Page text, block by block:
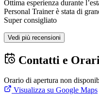
Ottima esperienza durante
Personal Trainer è stata di
Super consigliato
Vedi più recensioni
Contatti e Orari
Orario di apertura non
Visualizza su Google Maps